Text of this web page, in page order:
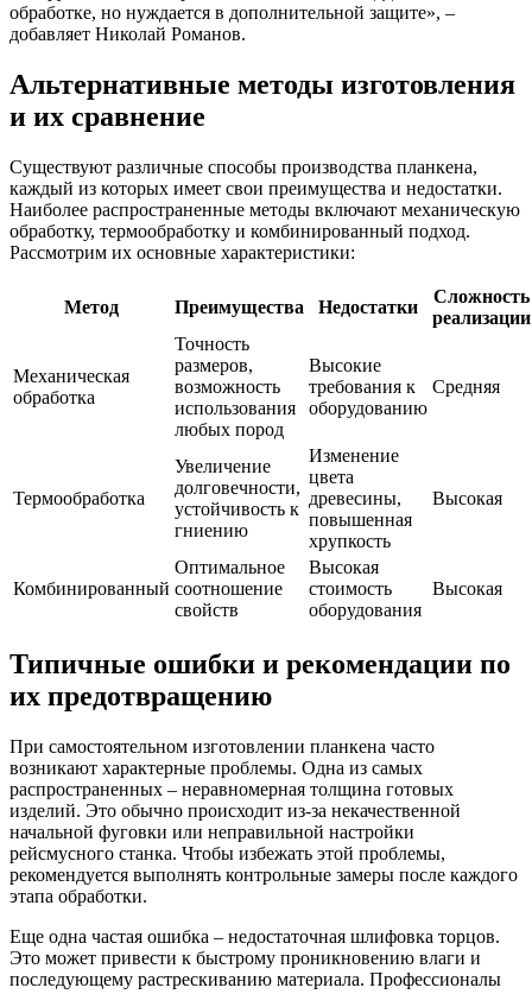
обработке, но нуждается в дополнительной защите», –
добавляет Николай Романов.
Альтернативные методы изготовления
и их сравнение
Существуют различные способы производства планкена,
каждый из которых имеет свои преимущества и недостатки.
Наиболее распространенные методы включают механическую
обработку, термообработку и комбинированный подход.
Рассмотрим их основные характеристики:
Метод Преимущества Недостатки
Сложность
реализации
Механическая
обработка
Точность
размеров,
возможность
использования
любых пород
Высокие
требования к
оборудованию
Средняя
Термообработка
Увеличение
долговечности,
устойчивость к
гниению
Изменение
цвета
древесины,
повышенная
хрупкость
Высокая
Комбинированный
Оптимальное
соотношение
свойств
Высокая
стоимость
оборудования
Высокая
Типичные ошибки и рекомендации по
их предотвращению
При самостоятельном изготовлении планкена часто
возникают характерные проблемы. Одна из самых
распространенных – неравномерная толщина готовых
изделий. Это обычно происходит из-за некачественной
начальной фуговки или неправильной настройки
рейсмусного станка. Чтобы избежать этой проблемы,
рекомендуется выполнять контрольные замеры после каждого
этапа обработки.
Еще одна частая ошибка – недостаточная шлифовка торцов.
Это может привести к быстрому проникновению влаги и
последующему растрескиванию материала. Профессионалы